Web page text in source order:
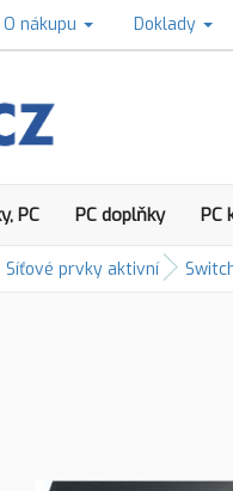
O nákupu Doklady
PC PC doplňky PC
Síťové prvky aktivní